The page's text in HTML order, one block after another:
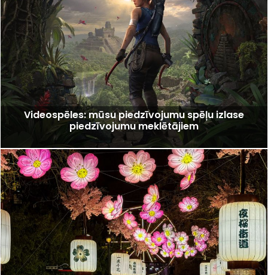
Videospēles: mūsu piedzīvojumu spēļu izlase
piedzīvojumu meklētājiem